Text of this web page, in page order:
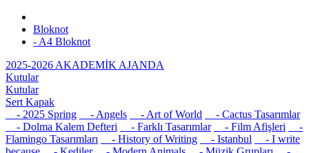
Bloknot
- A4 Bloknot
2025-2026 AKADEMİK AJANDA
Kutular
Kutular
Sert Kapak
- 2025 Spring
- Angels - Art of World
- Cactus Tasarımlar
- Dolma Kalem Defteri
- Farklı Tasarımlar - Film Afişleri
-
Flamingo Tasarımları
- History of Writing - Istanbul
- I write